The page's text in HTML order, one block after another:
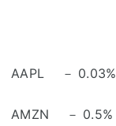
AAPL － 0.03%
AMZN － 0.5%